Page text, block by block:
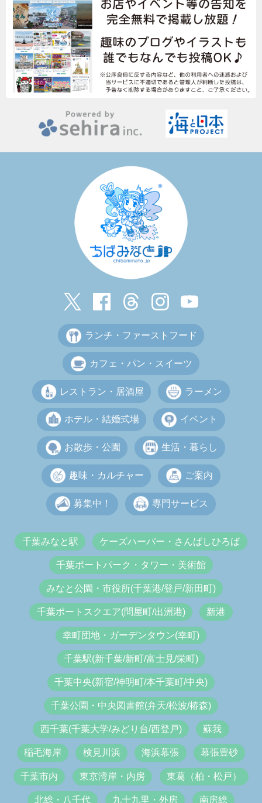
ランチ・ファーストフード
カフェ・パン・スイーツ
レストラン・居酒屋 ラーメン
ホテル・結婚式場 イベント
お散歩・公園 生活・暮らし
趣味・カルチャー ご案内
募集中！ 専門サービス
千葉みなと駅 ケーズハーバー・さんばしひろば
千葉ポートパーク・タワー・美術館
みなと公園・市役所(千葉港/登戸/新田町)
千葉ポートスクエア(問屋町/出洲港) 新港
幸町団地・ガーデンタウン(幸町)
千葉駅(新千葉/新町/富士見/栄町)
千葉中央(新宿/神明町/本千葉町/中央)
千葉公園・中央図書館(弁天/松波/椿森)
西千葉(千葉大学/みどり台/西登戸) 蘇我
稲毛海岸 検見川浜 海浜幕張 幕張豊砂
千葉市内 東京湾岸・内房 東葛（柏・松戸）
北総・八千代 九十九里・外房 南房総